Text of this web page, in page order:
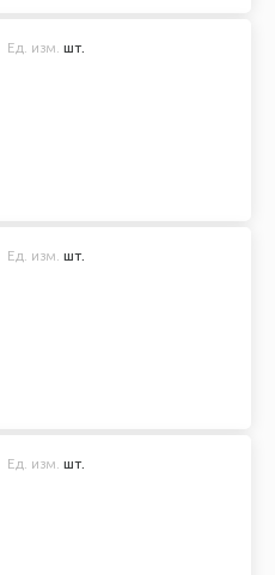
Ед. изм. шт.
Ед. изм. шт.
Ед. изм. шт.